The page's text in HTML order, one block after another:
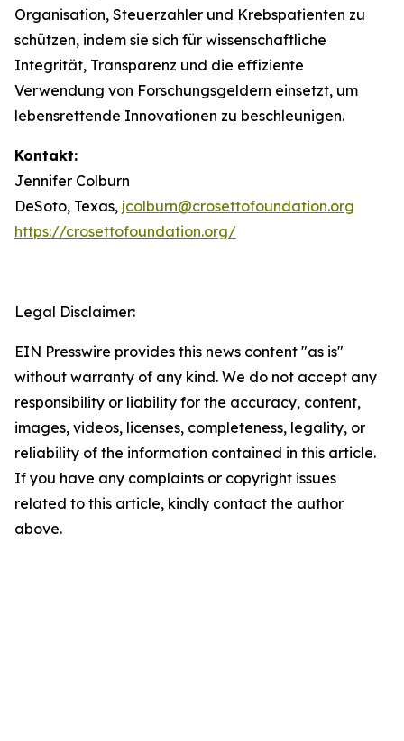
Organisation, Steuerzahler und Krebspatienten zu
schützen, indem sie sich für wissenschaftliche
Integrität, Transparenz und die effiziente
Verwendung von Forschungsgeldern einsetzt, um
lebensrettende Innovationen zu beschleunigen.
Kontakt:
Jennifer Colburn
DeSoto, Texas, jcolburn@crosettofoundation.org
https://crosettofoundation.org/
Legal Disclaimer:
EIN Presswire provides this news content "as is"
without warranty of any kind. We do not accept any
responsibility or liability for the accuracy, content,
images, videos, licenses, completeness, legality, or
reliability of the information contained in this article.
If you have any complaints or copyright issues
related to this article, kindly contact the author
above.